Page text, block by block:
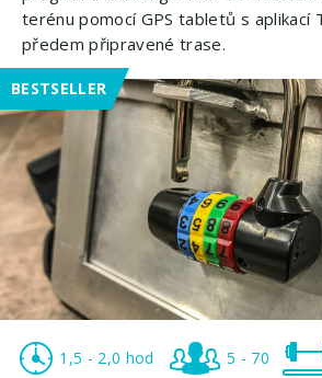
terénu pomocí GPS tabletů s aplikací
předem připravené trase.
BESTSELLER
1,5 - 2,0 hod 5 - 70